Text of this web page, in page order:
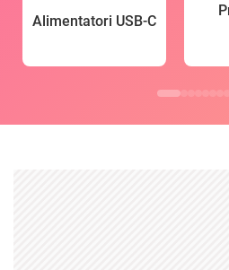
Alimentatori USB-C